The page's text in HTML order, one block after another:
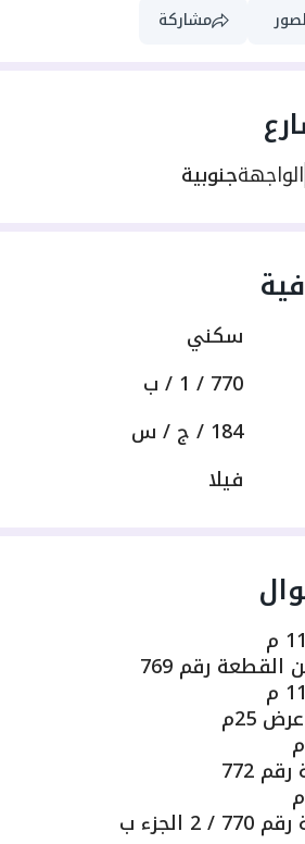
مشاركة
الواجهةجنوبية
سكني
770 / 1 / ب
184 / ج / س
فيلا
م
القطعة رقم 769
م
25م
772
2 الجزء ب